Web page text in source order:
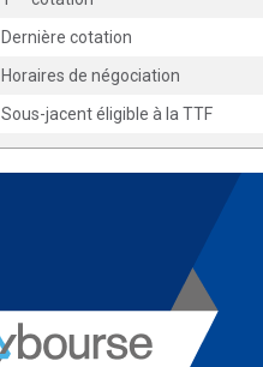
Dernière cotation
Horaires de négociation
Sous-jacent éligible à la TTF